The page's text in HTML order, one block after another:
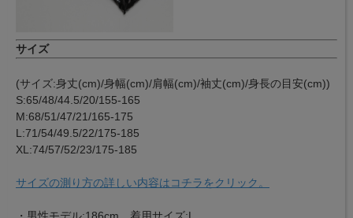
サイズ
(サイズ:身丈(cm)/身幅(cm)/肩幅(cm)/袖丈(cm)/身長の目安(cm))
S:65/48/44.5/20/155-165
M:68/51/47/21/165-175
L:71/54/49.5/22/175-185
XL:74/57/52/23/175-185
サイズの測り方の詳しい内容はコチラをクリック。
・男性モデル:186cm 着用サイズ:L